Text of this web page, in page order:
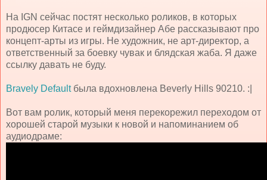
На IGN сейчас постят несколько роликов, в которых
продюсер Китасе и геймдизайнер Абе рассказывают про
концепт-арты из игры. Не художник, не арт-директор, а
ответственный за боевку чувак и блядская жаба. Я даже
ссылку давать не буду.
Bravely Defaultбыла вдохновлена Beverly Hills 90210. :|
Вот вам ролик, который меня перекорежил переходом от
хорошей старой музыки к новой и напоминанием об
аудиодраме: